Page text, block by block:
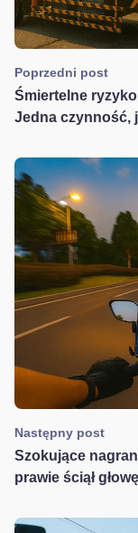
Poprzedni post
Śmiertelne
Jedna czynność,
Następny post
Szokujące
prawie ściął